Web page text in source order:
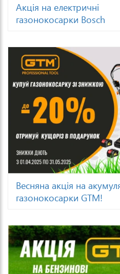
Акція на електричні
газонокосарки Bosch
Весняна акція на
газонокосарки GTM!